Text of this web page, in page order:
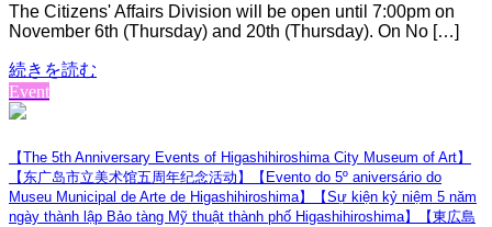
The Citizens' Affairs Division will be open until 7:00pm on
November 6th (Thursday) and 20th (Thursday). On No […]
続きを読む
Event
【The 5th Anniversary Events of Higashihiroshima City Museum of Art】
【东广岛市立美术馆五周年纪念活动】【Evento do 5º aniversário do
Museu Municipal de Arte de Higashihiroshima】【Sự kiện kỷ niệm 5 năm
ngày thành lập Bảo tàng Mỹ thuật thành phố Higashihiroshima】【東広島